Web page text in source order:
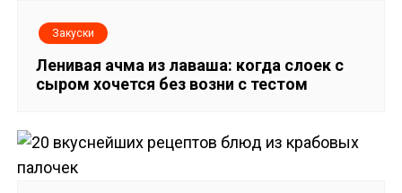
ц
и
Закуски
Ленивая ачма из лаваша: когда слоек с
сыром хочется без возни с тестом